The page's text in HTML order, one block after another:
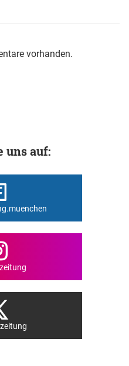
vorhanden.
uns auf: